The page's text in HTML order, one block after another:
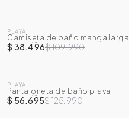
-65%
PLAYA
Camiseta de baño manga larga
para niño
$ 38.496$ 109.990
-55%
PLAYA
Pantaloneta de baño playa
para niño
$ 56.695$ 125.990